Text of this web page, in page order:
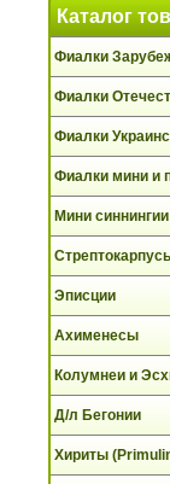
Каталог
Фиалки
Фиалки
Фиалки
Фиалки мини и
Мини синнингии
Эписции
Ахименесы
Колумнеи и
Д/л Бегонии
Хириты